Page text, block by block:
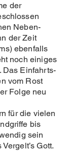
der
Neben-
der Zeit
ebenfalls
noch einiges
Das Einfahrts-
vom Rost
Folge neu
für die vielen
bis
sein
Gott.